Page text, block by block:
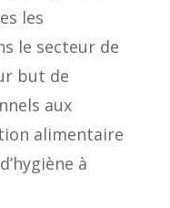
les
le secteur de
but de
aux
alimentaire
à